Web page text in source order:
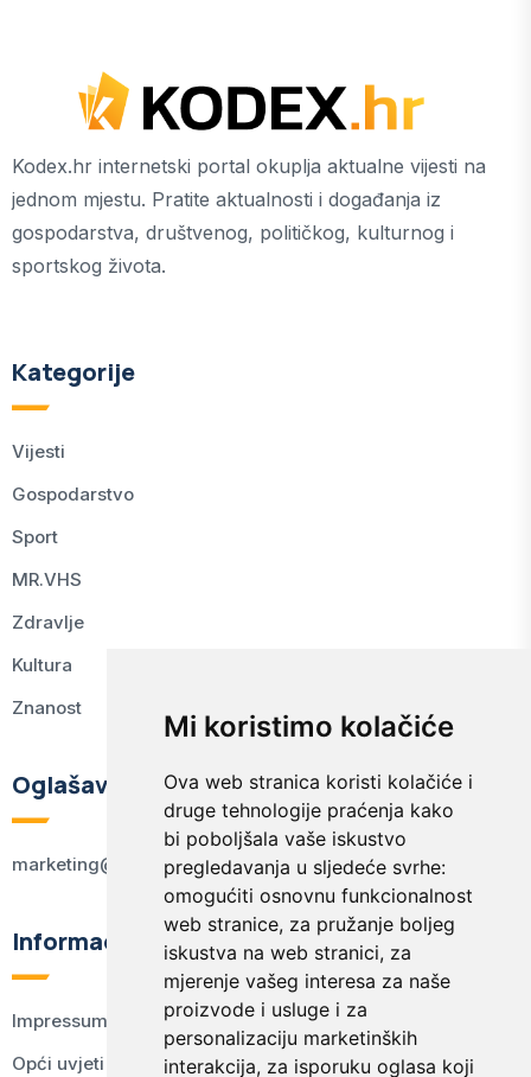
Mi koristimo kolačiće
Ova web stranica koristi kolačiće i
druge tehnologije praćenja kako
bi poboljšala vaše iskustvo
pregledavanja u sljedeće svrhe:
omogućiti osnovnu funkcionalnost
web stranice, za pružanje boljeg
iskustva na web stranici, za
mjerenje vašeg interesa za naše
proizvode i usluge i za
personalizaciju marketinških
interakcija, za isporuku oglasa koji
Kodex.hr internetski portal okuplja aktualne vijesti na
jednom mjestu. Pratite aktualnosti i događanja iz
gospodarstva, društvenog, političkog, kulturnog i
sportskog života.
Kategorije
Vijesti
Gospodarstvo
Sport
MR.VHS
Zdravlje
Kultura
Znanost
Oglašavanje
marketing@kodex.hr
Informacije
Impressum
Opći uvjeti korištenja